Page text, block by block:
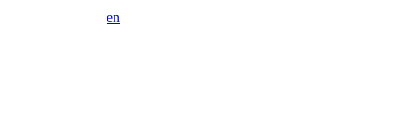
Aanlegringen